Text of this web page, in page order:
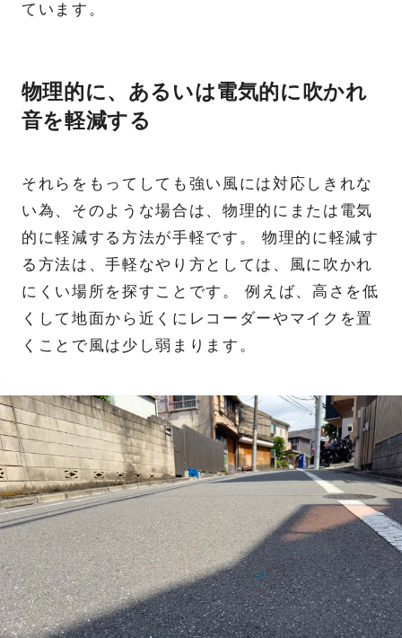
ています。
物理的に、あるいは電気的に吹かれ
音を軽減する
それらをもってしても強い風には対応しきれな
い為、そのような場合は、物理的にまたは電気
的に軽減する方法が手軽です。 物理的に軽減す
る方法は、手軽なやり方としては、風に吹かれ
にくい場所を探すことです。 例えば、高さを低
くして地面から近くにレコーダーやマイクを置
くことで風は少し弱まります。